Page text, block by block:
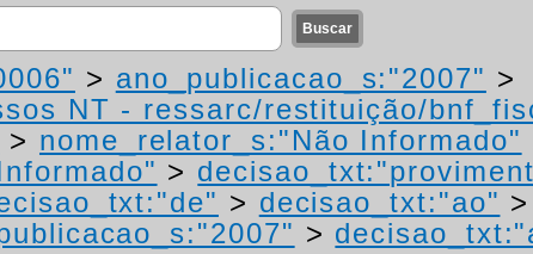
> ano_publicacao_s:"2007" >
NT - ressarc/restituição/
> nome_relator_s:"Não Informado"
>
> decisao_txt:"ao" >
>